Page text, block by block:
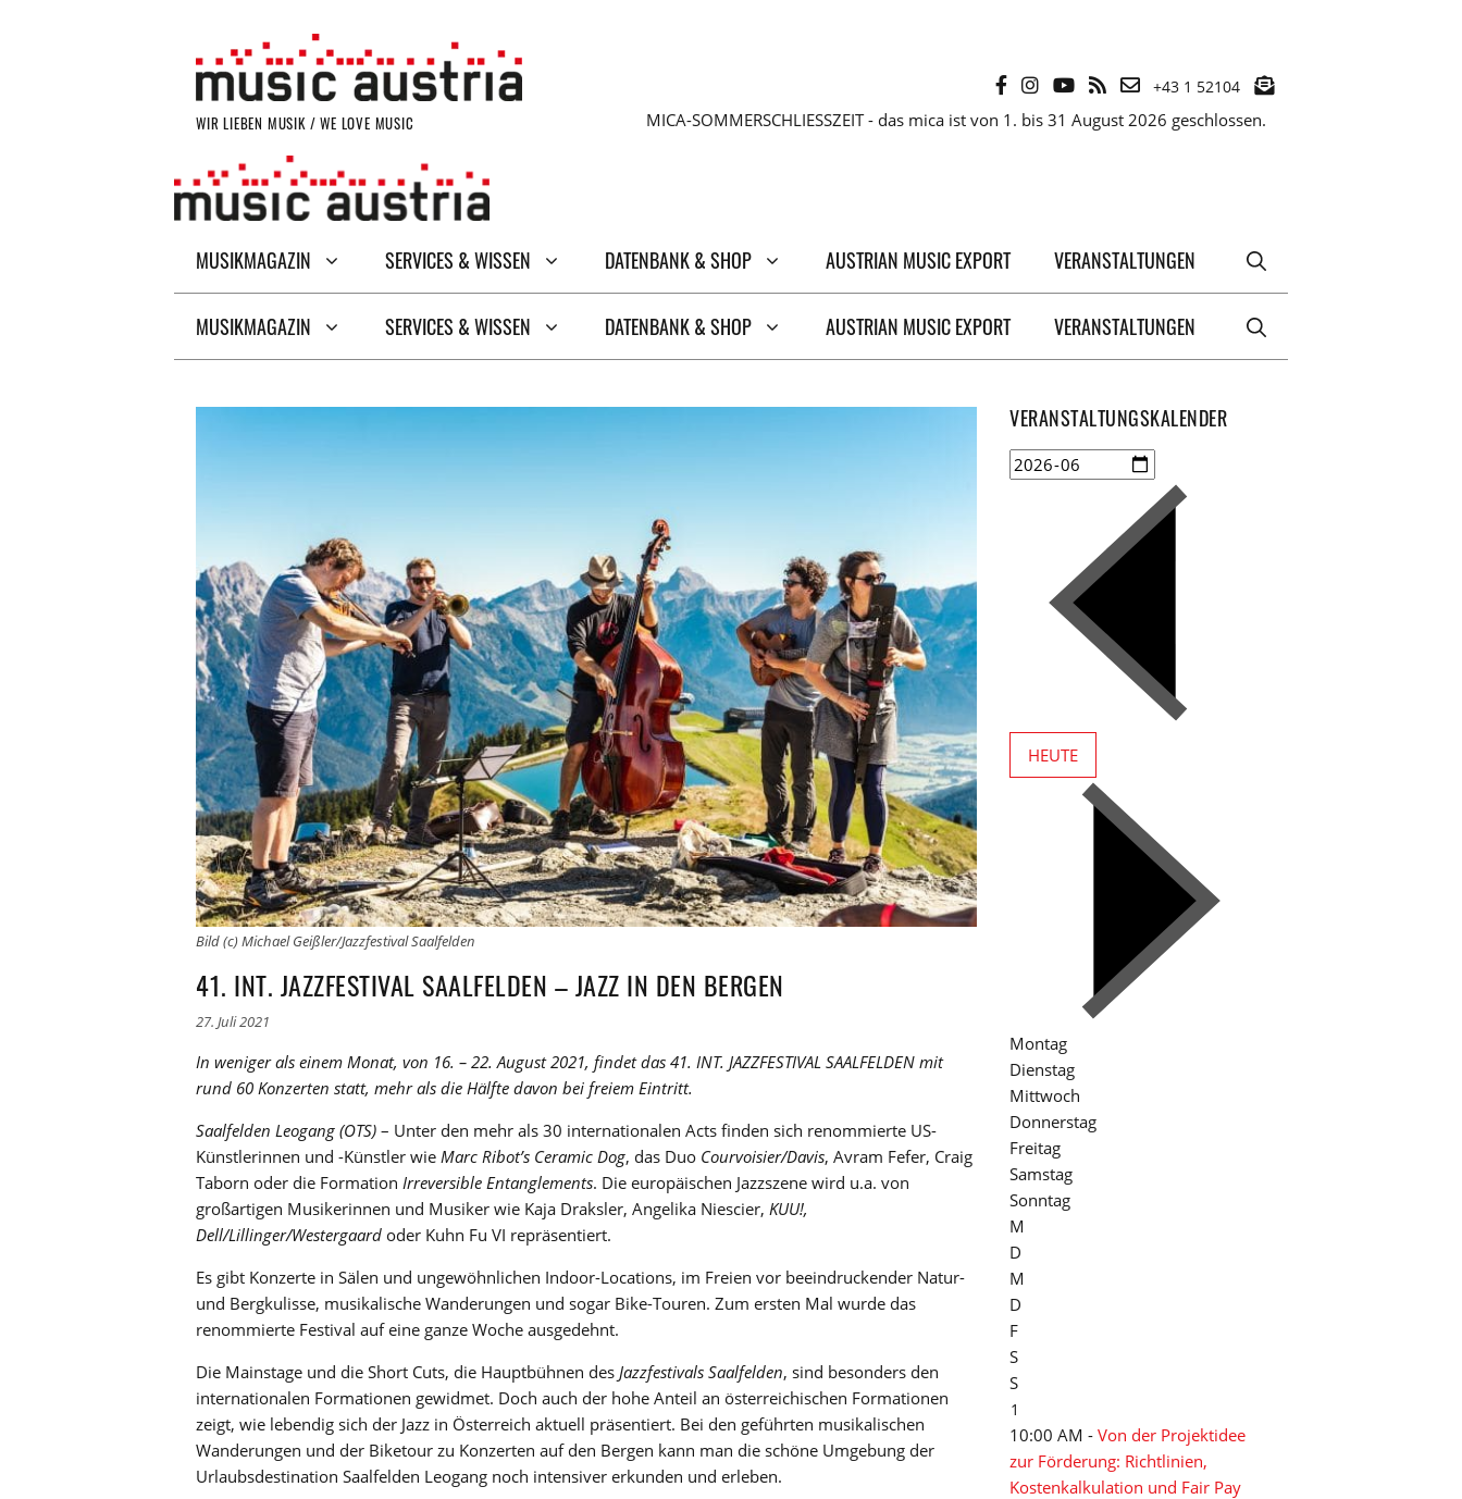
+43 1 52104
WIR LIEBEN MUSIK / WE LOVE MUSIC MICA-SOMMERSCHLIESSZEIT - das mica ist von 1. bis 31 August 2026 geschlossen.
MUSIKMAGAZIN SERVICES & WISSEN DATENBANK & SHOP AUSTRIAN MUSIC EXPORT VERANSTALTUNGEN
MUSIKMAGAZIN SERVICES & WISSEN DATENBANK & SHOP AUSTRIAN MUSIC EXPORT VERANSTALTUNGEN
Bild (c) Michael Geißler/Jazzfestival Saalfelden
41. INT. JAZZFESTIVAL SAALFELDEN – JAZZ IN DEN BERGEN
27. Juli 2021
In weniger als einem Monat, von 16. – 22. August 2021, findet das 41. INT. JAZZFESTIVAL SAALFELDEN mit
rund 60 Konzerten statt, mehr als die Hälfte davon bei freiem Eintritt.
Saalfelden Leogang (OTS) – Unter den mehr als 30 internationalen Acts finden sich renommierte US-
Künstlerinnen und -Künstler wie Marc Ribot’s Ceramic Dog, das Duo Courvoisier/Davis, Avram Fefer, Craig
Taborn oder die Formation Irreversible Entanglements. Die europäischen Jazzszene wird u.a. von
großartigen Musikerinnen und Musiker wie Kaja Draksler, Angelika Niescier, KUU!,
Dell/Lillinger/Westergaard oder Kuhn Fu VI repräsentiert.
Es gibt Konzerte in Sälen und ungewöhnlichen Indoor-Locations, im Freien vor beeindruckender Natur-
und Bergkulisse, musikalische Wanderungen und sogar Bike-Touren. Zum ersten Mal wurde das
renommierte Festival auf eine ganze Woche ausgedehnt.
Die Mainstage und die Short Cuts, die Hauptbühnen des Jazzfestivals Saalfelden, sind besonders den
internationalen Formationen gewidmet. Doch auch der hohe Anteil an österreichischen Formationen
zeigt, wie lebendig sich der Jazz in Österreich aktuell präsentiert. Bei den geführten musikalischen
Wanderungen und der Biketour zu Konzerten auf den Bergen kann man die schöne Umgebung der
Urlaubsdestination Saalfelden Leogang noch intensiver erkunden und erleben.
VERANSTALTUNGSKALENDER
HEUTE
Montag
Dienstag
Mittwoch
Donnerstag
Freitag
Samstag
Sonntag
M
D
M
D
F
S
S
1
10:00 AM - Von der Projektidee
zur Förderung: Richtlinien,
Kostenkalkulation und Fair Pay